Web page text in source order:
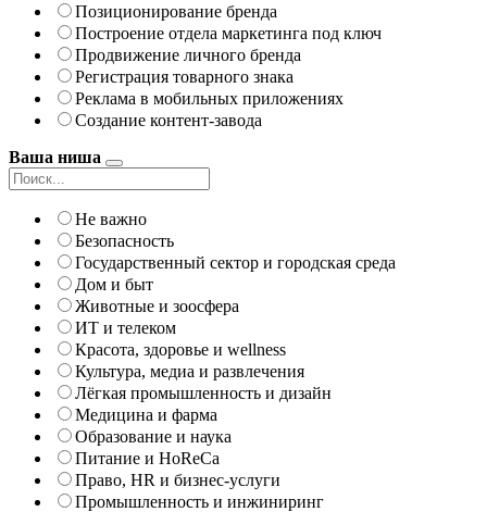
Позиционирование бренда
Построение отдела маркетинга под ключ
Продвижение личного бренда
Регистрация товарного знака
Реклама в мобильных приложениях
Создание контент-завода
Ваша ниша
Не важно
Безопасность
Государственный сектор и городская среда
Дом и быт
Животные и зоосфера
ИТ и телеком
Красота, здоровье и wellness
Культура, медиа и развлечения
Лёгкая промышленность и дизайн
Медицина и фарма
Образование и наука
Питание и HoReCa
Право, HR и бизнес-услуги
Промышленность и инжиниринг